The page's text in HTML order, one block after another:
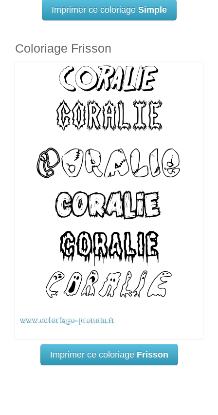
Imprimer ce coloriage Simple
Coloriage Frisson
Imprimer ce coloriage Frisson